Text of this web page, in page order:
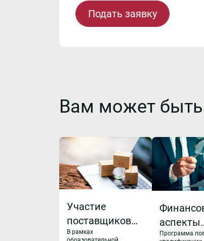
Подать заявку
Вам может быть
Участие
поставщиков
(подрядчиков,
В рамках
аспекты
Программа